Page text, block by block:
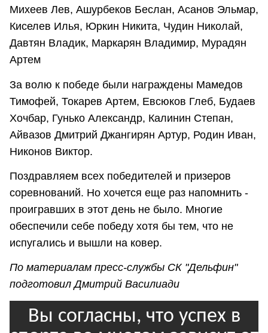
Михеев Лев, Ашурбеков Беслан, Асанов Эльмар,
Киселев Илья, Юркин Никита, Чудин Николай,
Давтян Владик, Маркарян Владимир, Мурадян
Артем
За волю к победе были награждены Мамедов
Тимофей, Токарев Артем, Евсюков Глеб, Будаев
Хочбар, Гунько Александр, Калинин Степан,
Айвазов Дмитрий Джангирян Артур, Родин Иван,
Никонов Виктор.
Поздравляем всех победителей и призеров
соревнований. Но хочется еще раз напомнить -
проигравших в этот день не было. Многие
обеспечили себе победу хотя бы тем, что не
испугались и вышли на ковер.
По материалам пресс-службы СК "Дельфин"
подготовил Дмитрий Василиади